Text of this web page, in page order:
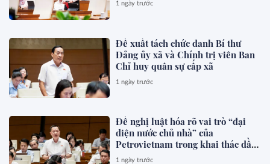
1 ngày trước
Đề xuất tách chức danh Bí thư
Đảng ủy xã và Chính trị viên Ban
Chỉ huy quân sự cấp xã
1 ngày trước
Đề nghị luật hóa rõ vai trò “đại
diện nước chủ nhà” của
Petrovietnam trong khai thác dầu
khí
1 ngày trước